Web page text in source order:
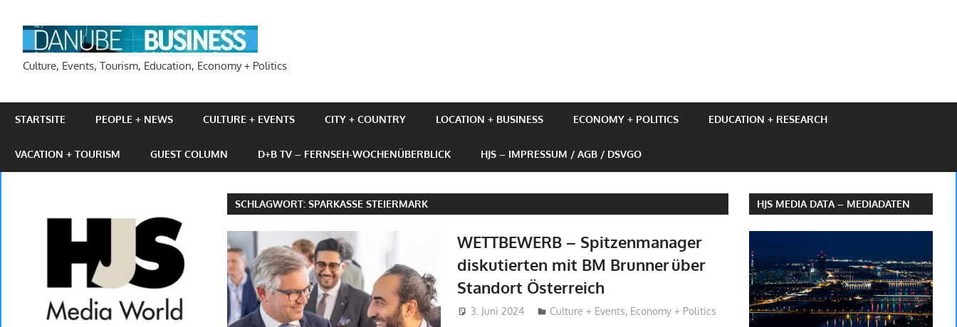
Inhalt
springen
Culture, Events, Tourism, Education, Economy + Politics
STARTSITE PEOPLE + NEWS CULTURE + EVENTS CITY + COUNTRY LOCATION + BUSINESS ECONOMY + POLITICS EDUCATION + RESEARCH
VACATION + TOURISM GUEST COLUMN D+B TV – FERNSEH-WOCHENÜBERBLICK HJS – IMPRESSUM / AGB / DSVGO
SCHLAGWORT:SPARKASSE STEIERMARK
WETTBEWERB – Spitzenmanager
diskutierten mit BM Brunner über
Standort Österreich
3. Juni 2024 Hans-Joachim Schlobach
Culture + Events, Economy + Politics
HJS MEDIA DATA – MEDIADATEN